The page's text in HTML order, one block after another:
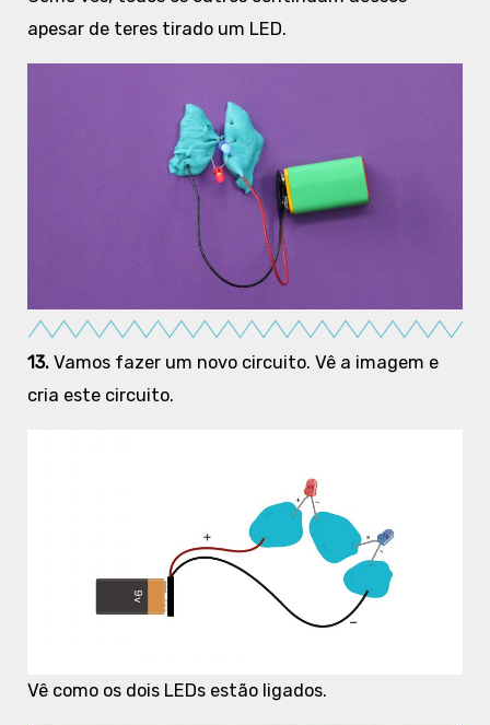
apesar de teres tirado um LED.
13.Vamos fazer um novo circuito. Vê a imagem e
cria este circuito.
Vê como os dois LEDs estão ligados.